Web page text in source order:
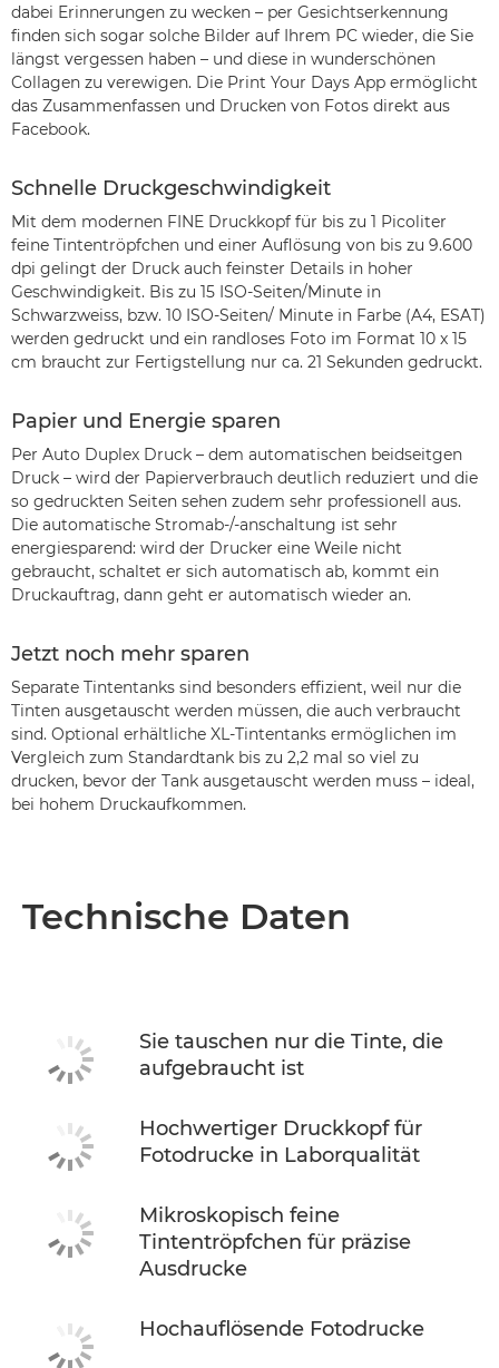
dabei Erinnerungen zu wecken – per Gesichtserkennung
finden sich sogar solche Bilder auf Ihrem PC wieder, die Sie
längst vergessen haben – und diese in wunderschönen
Collagen zu verewigen. Die Print Your Days App ermöglicht
das Zusammenfassen und Drucken von Fotos direkt aus
Facebook.
Schnelle Druckgeschwindigkeit
Mit dem modernen FINE Druckkopf für bis zu 1 Picoliter
feine Tintentröpfchen und einer Auflösung von bis zu 9.600
dpi gelingt der Druck auch feinster Details in hoher
Geschwindigkeit. Bis zu 15 ISO-Seiten/Minute in
Schwarzweiss, bzw. 10 ISO-Seiten/ Minute in Farbe (A4, ESAT)
werden gedruckt und ein randloses Foto im Format 10 x 15
cm braucht zur Fertigstellung nur ca. 21 Sekunden gedruckt.
Papier und Energie sparen
Per Auto Duplex Druck – dem automatischen beidseitgen
Druck – wird der Papierverbrauch deutlich reduziert und die
so gedruckten Seiten sehen zudem sehr professionell aus.
Die automatische Stromab-/-anschaltung ist sehr
energiesparend: wird der Drucker eine Weile nicht
gebraucht, schaltet er sich automatisch ab, kommt ein
Druckauftrag, dann geht er automatisch wieder an.
Jetzt noch mehr sparen
Separate Tintentanks sind besonders effizient, weil nur die
Tinten ausgetauscht werden müssen, die auch verbraucht
sind. Optional erhältliche XL-Tintentanks ermöglichen im
Vergleich zum Standardtank bis zu 2,2 mal so viel zu
drucken, bevor der Tank ausgetauscht werden muss – ideal,
bei hohem Druckaufkommen.
Technische Daten
Sie tauschen nur die Tinte, die
aufgebraucht ist
Hochwertiger Druckkopf für
Fotodrucke in Laborqualität
Mikroskopisch feine
Tintentröpfchen für präzise
Ausdrucke
Hochauflösende Fotodrucke